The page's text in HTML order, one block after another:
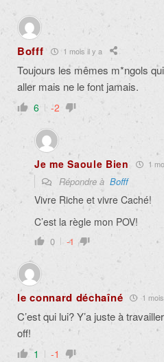
Bofff 1 mois il y a
Toujours les mêmes m*ngols
aller mais ne le font jamais.
6 -2
Je me Saoule Bien 1
Répondre à Bofff
Vivre Riche et vivre Caché!
C’est la règle mon POV!
0 -1
le connard déchaîné 1
C’est qui lui? Y’a juste à
off!
1 -1